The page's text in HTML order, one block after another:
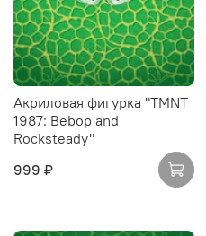
Акриловая фигурка "TMNT
1987: Bebop and
Rocksteady"
999 ₽